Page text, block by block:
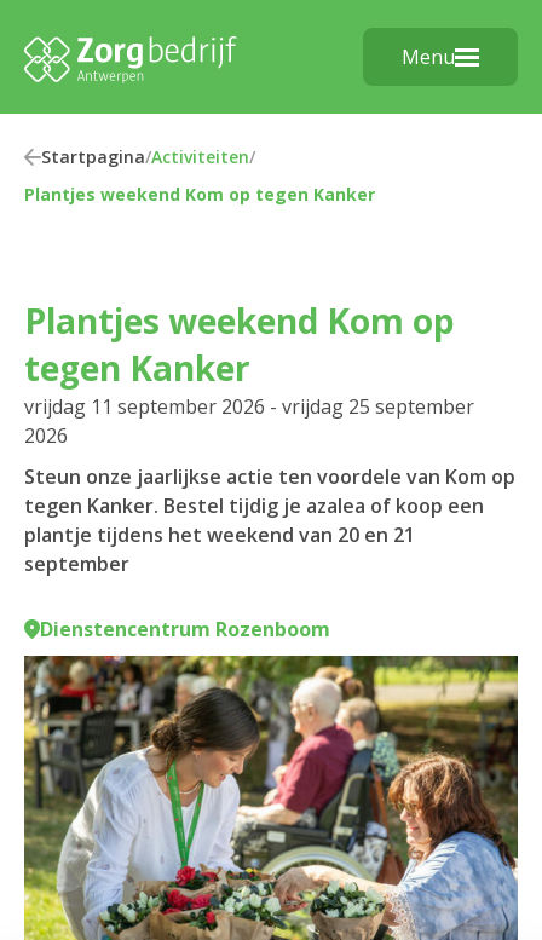
Menu
Startpagina/Activiteiten/
Plantjes weekend Kom op tegen Kanker
Plantjes weekend Kom op
tegen Kanker
vrijdag 11 september 2026 - vrijdag 25 september
2026
Steun onze jaarlijkse actie ten voordele van Kom op
tegen Kanker. Bestel tijdig je azalea of koop een
plantje tijdens het weekend van 20 en 21
september
Dienstencentrum Rozenboom